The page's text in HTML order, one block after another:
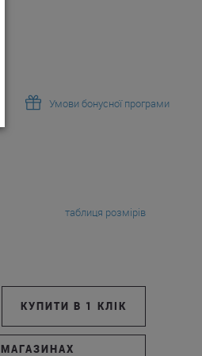
Умови бонусної програми
таблиця розмірів
КУПИТИ В 1 КЛІК